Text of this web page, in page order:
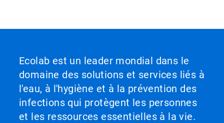
Ecolab est un leader mondial dans le
domaine des solutions et services liés à
l'eau, à l'hygiène et à la prévention des
infections qui protègent les personnes
et les ressources essentielles à la vie.